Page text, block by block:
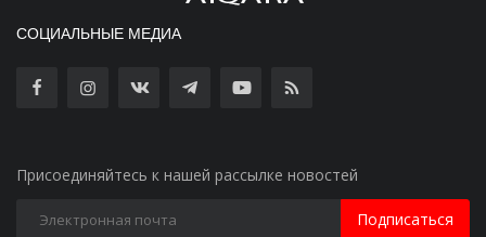
СОЦИАЛЬНЫЕ МЕДИА
Присоединяйтесь к нашей рассылке новостей
Подписаться